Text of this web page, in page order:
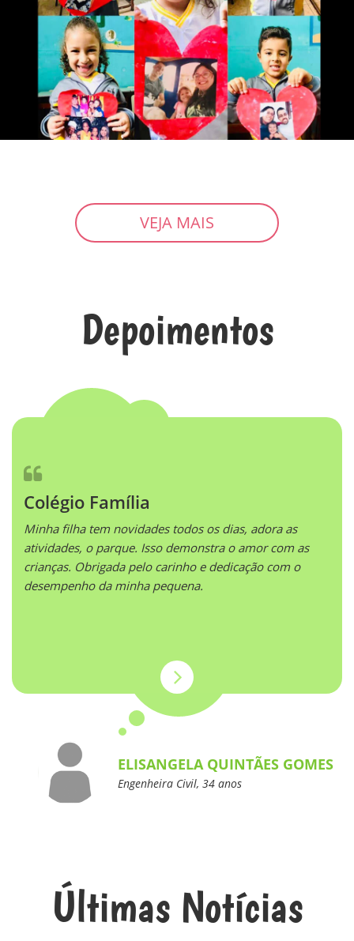
VEJA MAIS
Depoimentos
Colégio Família
Minha filha tem novidades todos os dias, adora as
atividades, o parque. Isso demonstra o amor com as
crianças. Obrigada pelo carinho e dedicação com o
desempenho da minha pequena.
ELISANGELA QUINTÃES GOMES
Engenheira Civil, 34 anos
Últimas Notícias